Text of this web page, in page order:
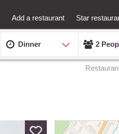
Add a restaurant Star
Dinner 2